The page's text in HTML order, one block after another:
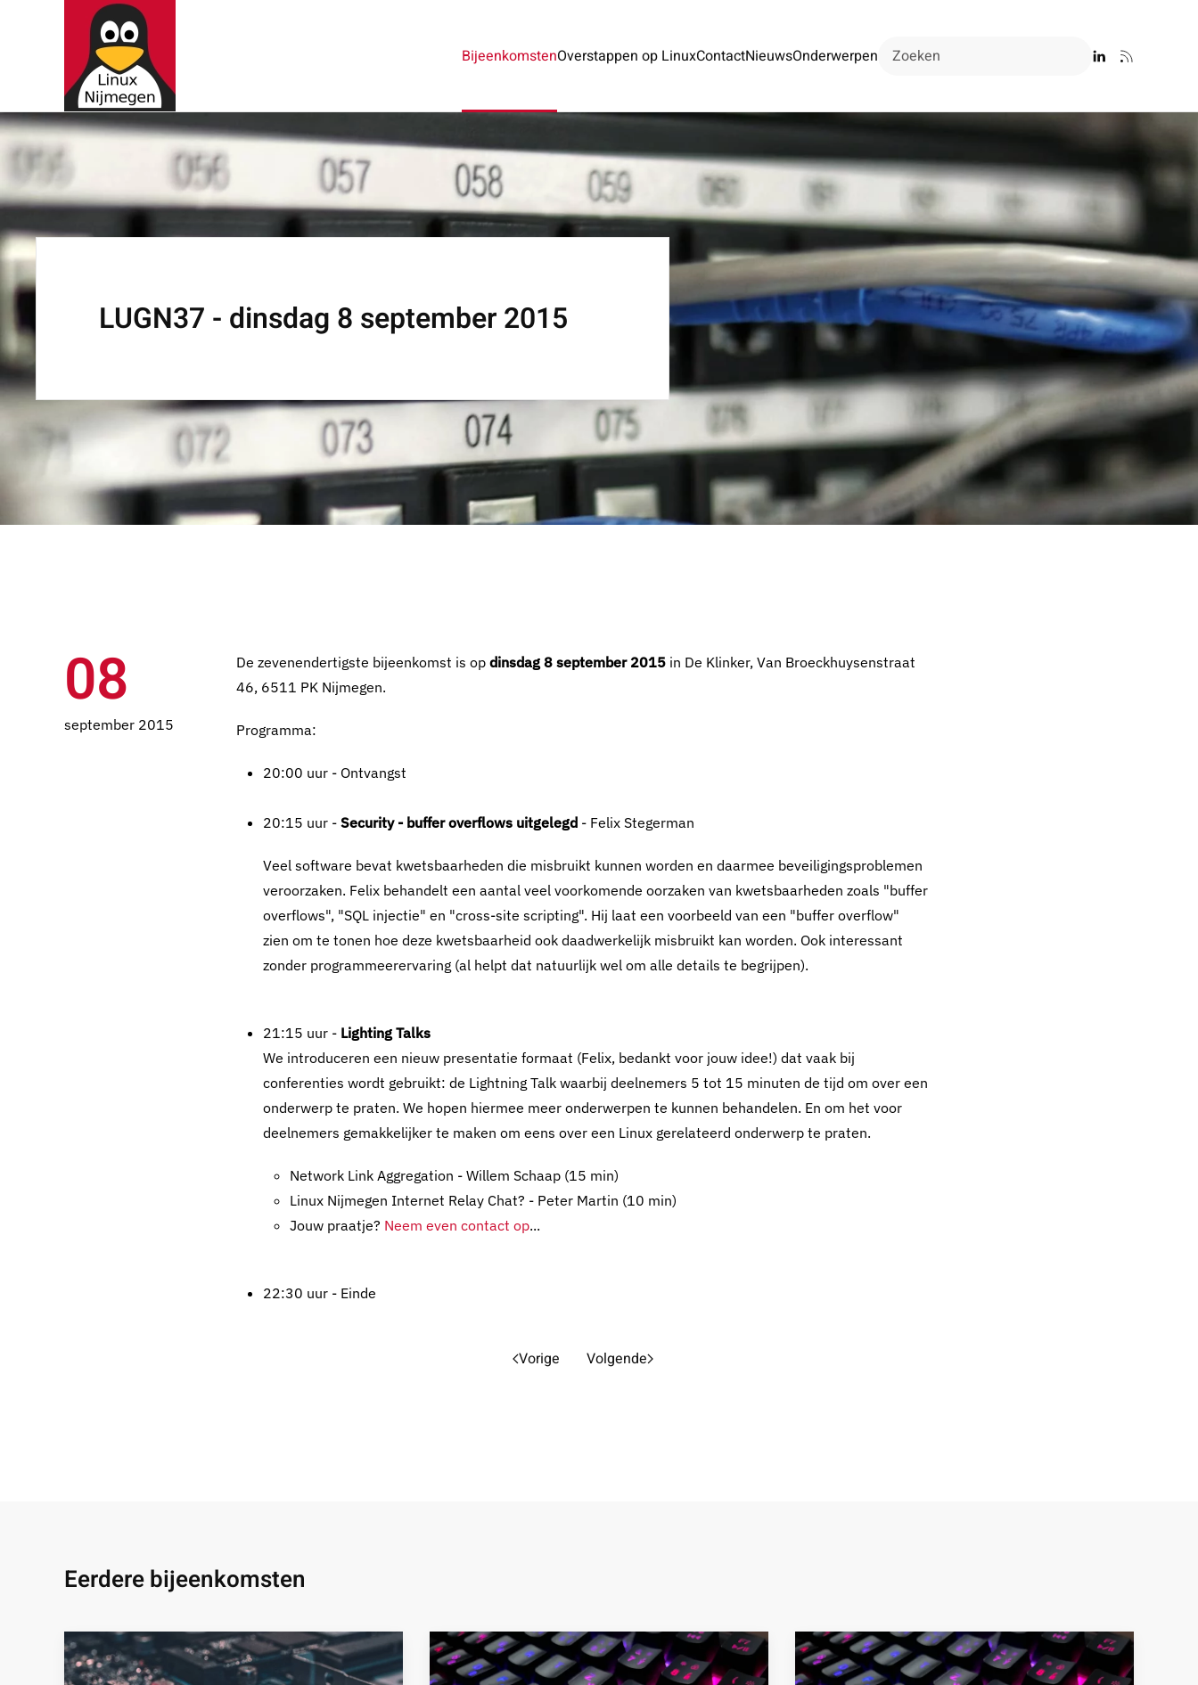
Terug naar hoofdinhoud BijeenkomstenOverstappen op LinuxContactNieuwsOnderwerpen
LUGN37 - dinsdag 8 september 2015
08
september 2015
De zevenendertigste bijeenkomst is opdinsdag 8 september 2015 in De Klinker, Van Broeckhuysenstraat
46, 6511 PK Nijmegen.
Programma:
20:00 uur - Ontvangst
20:15 uur -Security - buffer overflows uitgelegd - Felix Stegerman
Veel software bevat kwetsbaarheden die misbruikt kunnen worden en daarmee beveiligingsproblemen
veroorzaken. Felix behandelt een aantal veel voorkomende oorzaken van kwetsbaarheden zoals "buffer
overflows", "SQL injectie" en "cross-site scripting". Hij laat een voorbeeld van een "buffer overflow"
zien om te tonen hoe deze kwetsbaarheid ook daadwerkelijk misbruikt kan worden. Ook interessant
zonder programmeerervaring (al helpt dat natuurlijk wel om alle details te begrijpen).
21:15 uur - Lighting Talks
We introduceren een nieuw presentatie formaat (Felix, bedankt voor jouw idee!) dat vaak bij
conferenties wordt gebruikt: de Lightning Talk waarbij deelnemers 5 tot 15 minuten de tijd om over een
onderwerp te praten. We hopen hiermee meer onderwerpen te kunnen behandelen. En om het voor
deelnemers gemakkelijker te maken om eens over een Linux gerelateerd onderwerp te praten.
Network Link Aggregation - Willem Schaap (15 min)
Linux Nijmegen Internet Relay Chat? - Peter Martin (10 min)
Jouw praatje? Neem even contact op...
22:30 uur - Einde
Vorige Volgende
Eerdere bijeenkomsten